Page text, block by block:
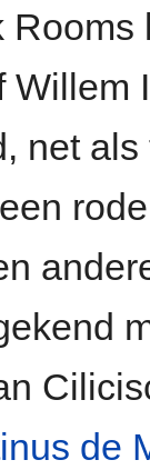
Willem
net
de